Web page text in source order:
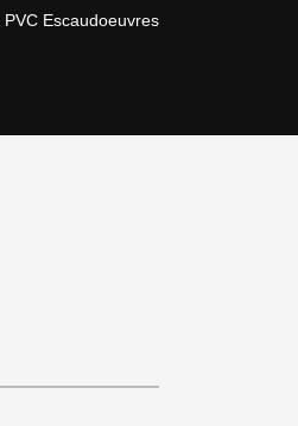
Escaudoeuvres